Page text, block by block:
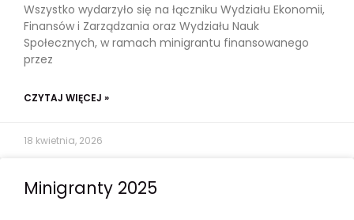
Wszystko wydarzyło się na łączniku Wydziału Ekonomii,
Finansów i Zarządzania oraz Wydziału Nauk
Społecznych, w ramach minigrantu finansowanego
przez
CZYTAJ WIĘCEJ »
18 kwietnia, 2026
Minigranty 2025